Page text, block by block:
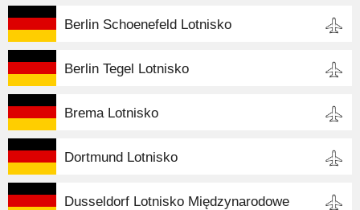
Berlin Schoenefeld Lotnisko
Berlin Tegel Lotnisko
Brema Lotnisko
Dortmund Lotnisko
Dusseldorf Lotnisko Międzynarodowe